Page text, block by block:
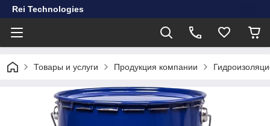
Rei Technologies
Товары и услуги Продукция компании